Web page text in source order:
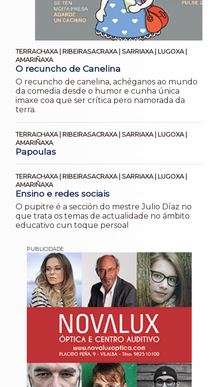
TERRACHAXA | RIBEIRASACRAXA | SARRIAXA | LUGOXA |
AMARIÑAXA
O recuncho de Canelina
O recuncho de canelina, achéganos ao mundo
da comedia desde o humor e cunha única
imaxe coa que ser crítica pero namorada da
terra.
TERRACHAXA | RIBEIRASACRAXA | SARRIAXA | LUGOXA |
AMARIÑAXA
Papoulas
TERRACHAXA | RIBEIRASACRAXA | SARRIAXA | LUGOXA |
AMARIÑAXA
Ensino e redes sociais
O pupitre é a sección do mestre Julio Díaz no
que trata os temas de actualidade no ámbito
educativo cun toque persoal